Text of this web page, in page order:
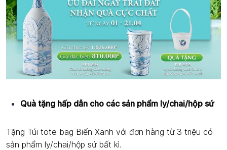
Quà tặng hấp dẫn cho các sản phẩm ly/chai/hộp sứ
Tặng Túi tote bag Biển Xanh với đơn hàng từ 3 triệu có
sản phẩm ly/chai/hộp sứ bất kì.